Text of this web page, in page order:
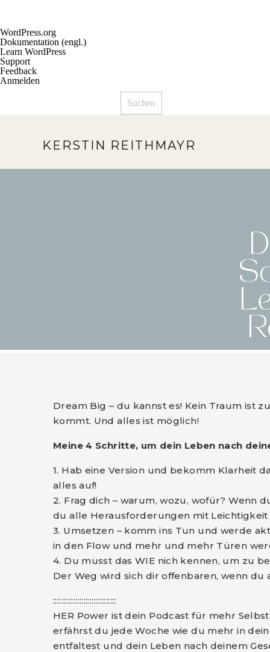
Über
WordPress
WordPress.org
Dokumentation (engl.)
Learn WordPress
Support
Feedback
Anmelden
Suchen
KERSTIN REITHMAYR
Dream Big – du kannst es! Kein Traum ist
kommt. Und alles ist möglich!
Meine 4 Schritte, um dein Leben nach
1. Hab eine Version und bekomm Klarheit
alles auf!
2. Frag dich – warum, wozu, wofür? Wenn
du alle Herausforderungen mit Leichtigkeit
3. Umsetzen – komm ins Tun und werde
in den Flow und mehr und mehr Türen
4. Du musst das WIE nich kennen, um zu
Der Weg wird sich dir offenbaren, wenn du
:::::::::::::::::::::::::::::::
HER Power ist dein Podcast für mehr
erfährst du jede Woche wie du mehr in
entfaltest und dein Leben nach deinem